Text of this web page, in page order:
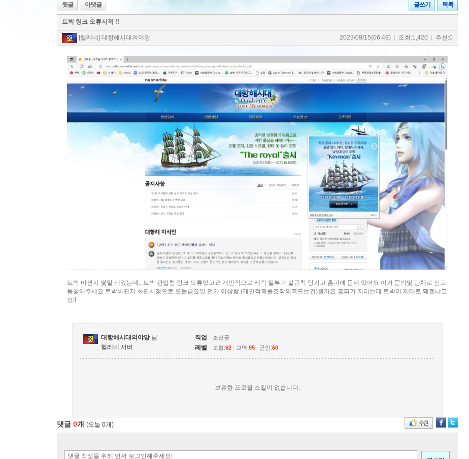
윗글 아랫글 글쓰기 목록
트박 링크 오류지적 !!
[헬레네] 대항해시대의야망 2023/09/15(06:49) | 조회:1,420 | 추천:0
트박 바뀐지 몇일 돼었는데.. 트박 판업창 링크 오류있고요 개인적으로 캐릭 일부가 불규칙 팅기고 홈피에 문제 있어요 이거 문의및 단체로 신고
동참해주세요 트박바뀐지 화뀐시점으로 오늘금요일 먼가 이상함 (개인적확률조작의혹드는건)뭘까요 홈피가 저러는데 트박이 제대로 돼겠냐고
요!!
대항해시대의야망님
헬레네 서버
직업 조선공
레벨 모험:62 | 교역:95 | 군인:60
보유한 프로필 스킬이 없습니다.
댓글 0개 (오늘 0개)